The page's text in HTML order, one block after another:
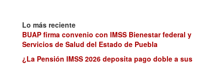
Lo más reciente
BUAP firma convenio con IMSS Bienestar federal y
Servicios de Salud del Estado de Puebla
¿La Pensión IMSS 2026 deposita pago doble a sus